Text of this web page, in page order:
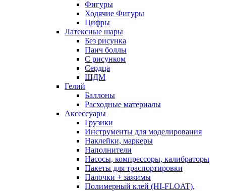
Фигуры
Ходячие Фигуры
Цифры
Латексные шары
Без рисунка
Панч боллы
С рисунком
Сердца
ШДМ
Гелий
Баллоны
Расходные материалы
Аксессуары
Грузики
Инструменты для моделирования
Наклейки, маркеры
Наполнители
Насосы, компрессоры, калибраторы
Пакеты для траспортировки
Палочки + зажимы
Полимерный клей (HI-FLOAT),